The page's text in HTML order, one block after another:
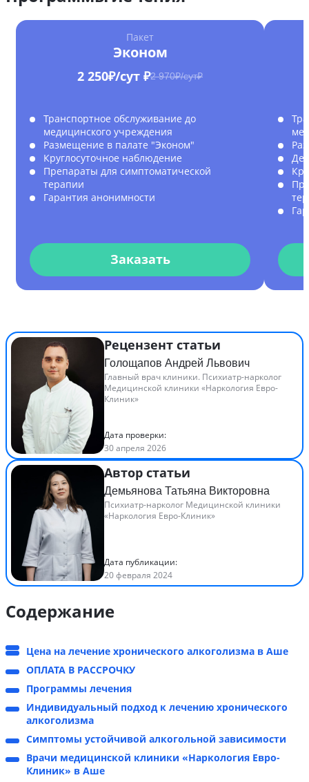
Пакет
Эконом
2 250₽/сут ₽2 970₽/сут₽
Транспортное обслуживание до
медицинского учреждения
Размещение в палате "Эконом"
Круглосуточное наблюдение
Препараты для симптоматической
терапии
Гарантия анонимности
Заказать
Рецензент статьи
Голощапов Андрей Львович
Главный врач клиники. Психиатр-нарколог
Медицинской клиники «Наркология Евро-
Клиник»
Дата проверки:
30 апреля 2026
Автор статьи
Демьянова Татьяна Викторовна
Психиатр-нарколог Медицинской клиники
«Наркология Евро-Клиник»
Дата публикации:
20 февраля 2024
Содержание
Цена на лечение хронического алкоголизма в Аше
ОПЛАТА В РАССРОЧКУ
Программы лечения
Индивидуальный подход к лечению хронического
алкоголизма
Симптомы устойчивой алкогольной зависимости
Врачи медицинской клиники «Наркология Евро-
Клиник» в Аше